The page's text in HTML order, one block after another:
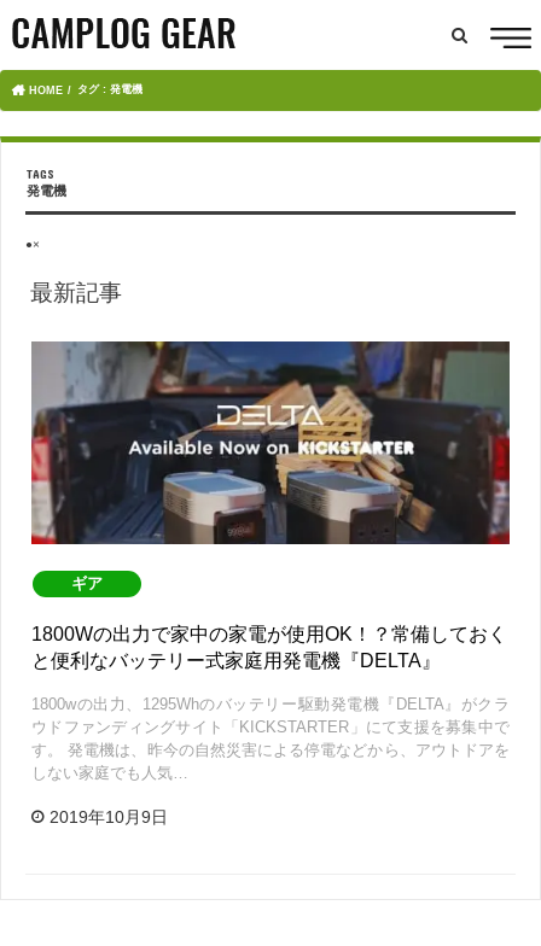
HOME タグ : 発電機
発電機
●×
最新記事
ギア
1800Wの出力で家中の家電が使用OK！？常備しておく
と便利なバッテリー式家庭用発電機『DELTA』
1800wの出力、1295Whのバッテリー駆動発電機『DELTA』がクラ
ウドファンディングサイト「KICKSTARTER」にて支援を募集中で
す。 発電機は、昨今の自然災害による停電などから、アウトドアを
しない家庭でも人気…
2019年10月9日